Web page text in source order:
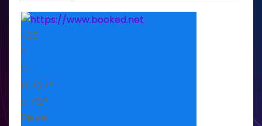
+25
°
C
H: +27°
L: +12°
Рівне